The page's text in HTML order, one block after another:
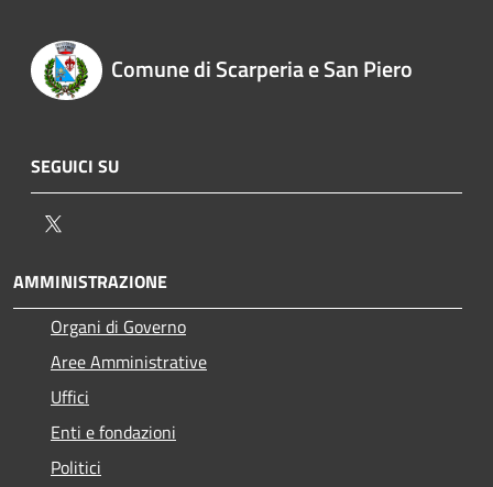
Comune di Scarperia e San Piero
SEGUICI SU
AMMINISTRAZIONE
Organi di Governo
Aree Amministrative
Uffici
Enti e fondazioni
Politici